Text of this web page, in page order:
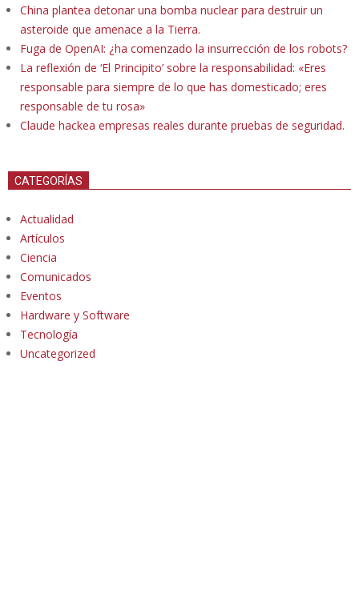
China plantea detonar una bomba nuclear para destruir un
asteroide que amenace a la Tierra.
Fuga de OpenAI: ¿ha comenzado la insurrección de los robots?
La reflexión de ‘El Principito’ sobre la responsabilidad: «Eres
responsable para siempre de lo que has domesticado; eres
responsable de tu rosa»
Claude hackea empresas reales durante pruebas de seguridad.
CATEGORÍAS
Actualidad
Artículos
Ciencia
Comunicados
Eventos
Hardware y Software
Tecnología
Uncategorized